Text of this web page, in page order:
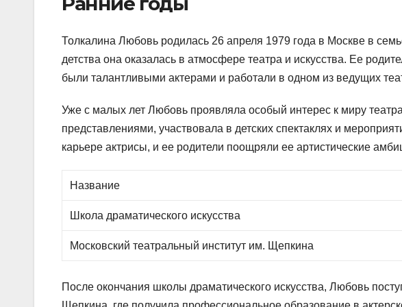
Толкалина Любовь родилась 26 апреля 1979 года в Москве в
детства она оказалась в атмосфере театра и искусства. Ее
были талантливыми актерами и работали в одном из ведущих
Уже с малых лет Любовь проявляла особый интерес к миру
представлениями, участвовала в детских спектаклях и
карьере актрисы, и ее родители поощряли ее артистические
Название
Школа драматического искусства
Московский театральный институт им. Щепкина
После окончания школы драматического искусства, Любовь